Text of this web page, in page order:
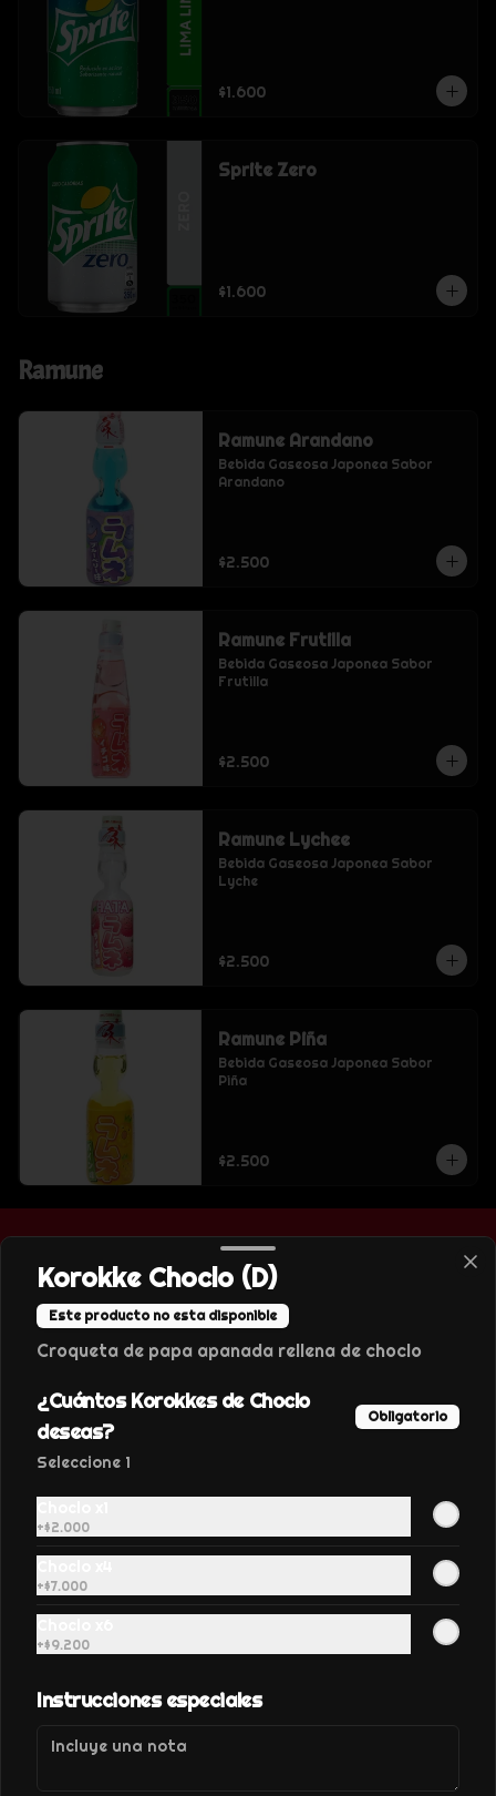
$1.600
Sprite Zero
$1.600
Ramune
Ramune Arandano
Bebida Gaseosa Japonea Sabor
Arandano
$2.500
Ramune Frutilla
Bebida Gaseosa Japonea Sabor
Frutilla
$2.500
Ramune Lychee
Bebida Gaseosa Japonea Sabor
Lyche
$2.500
Ramune Piña
Bebida Gaseosa Japonea Sabor
Piña
$2.500
Conócenos
Despacho
Términos y condiciones
Política de privacidad
Redes sociales
Instagram
Mi cuenta
Korokke Choclo (D)
Este producto no esta disponible
Croqueta de papa apanada rellena de choclo
¿Cuántos Korokkes de Choclo
deseas?
Obligatorio
Seleccione 1
+$2.000
+$7.000
+$9.200
Instrucciones especiales